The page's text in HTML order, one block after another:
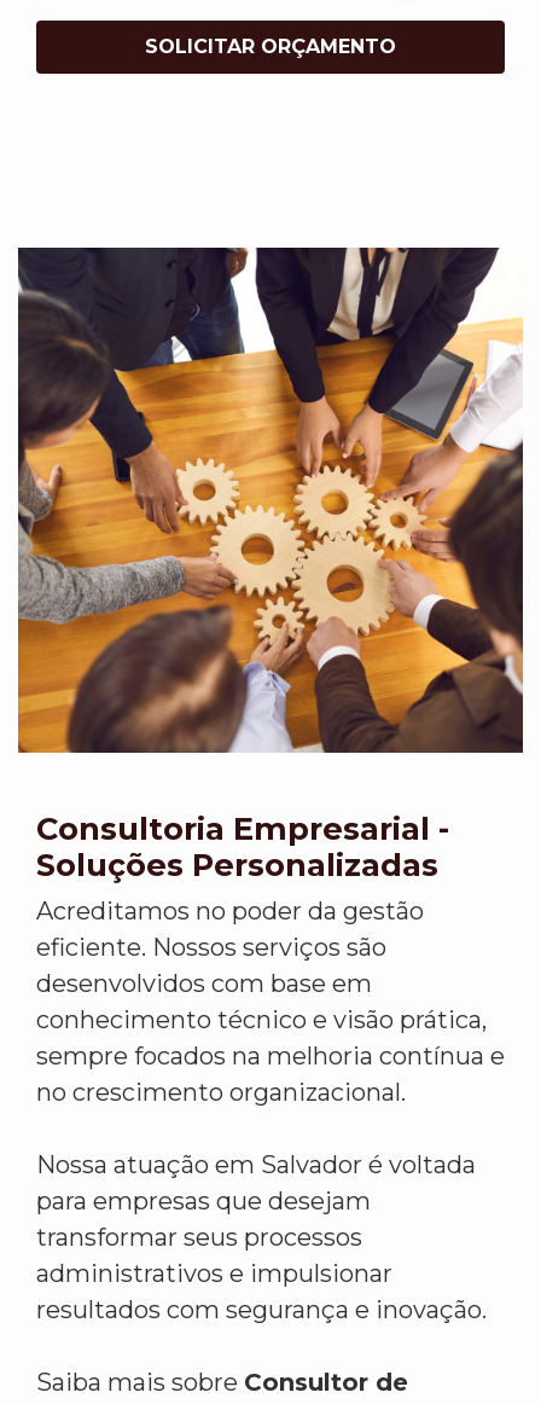
SOLICITAR ORÇAMENTO
Consultoria Empresarial -
Soluções Personalizadas
Acreditamos no poder da gestão
eficiente. Nossos serviços são
desenvolvidos com base em
conhecimento técnico e visão prática,
sempre focados na melhoria contínua e
no crescimento organizacional.
Nossa atuação em Salvador é voltada
para empresas que desejam
transformar seus processos
administrativos e impulsionar
resultados com segurança e inovação.
Saiba mais sobre Consultor de